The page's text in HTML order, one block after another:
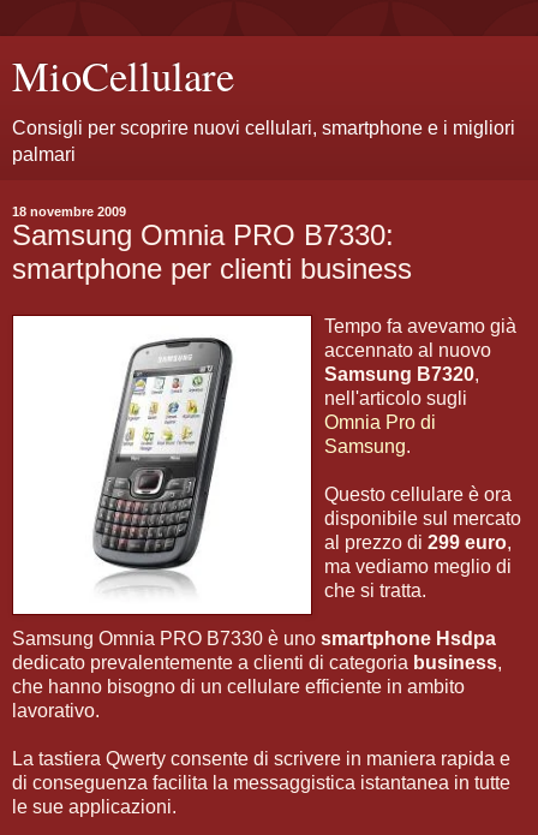
MioCellulare
Consigli per scoprire nuovi cellulari, smartphone e i migliori
palmari
18 novembre 2009
Samsung Omnia PRO B7330:
smartphone per clienti business
Tempo fa avevamo già
accennato al nuovo
Samsung B7320,
nell'articolo sugli
Omnia Pro di
Samsung.
Questo cellulare è ora
disponibile sul mercato
al prezzo di 299 euro,
ma vediamo meglio di
che si tratta.
Samsung Omnia PRO B7330 è uno smartphone Hsdpa
dedicato prevalentemente a clienti di categoria business,
che hanno bisogno di un cellulare efficiente in ambito
lavorativo.
La tastiera Qwerty consente di scrivere in maniera rapida e
di conseguenza facilita la messaggistica istantanea in tutte
le sue applicazioni.